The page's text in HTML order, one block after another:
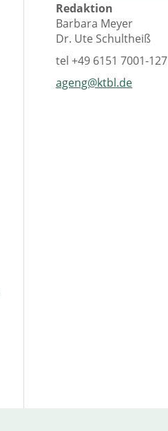
Redaktion
Barbara Meyer
Dr. Ute Schultheiß
tel+49 6151 7001-127
ageng@ktbl.de